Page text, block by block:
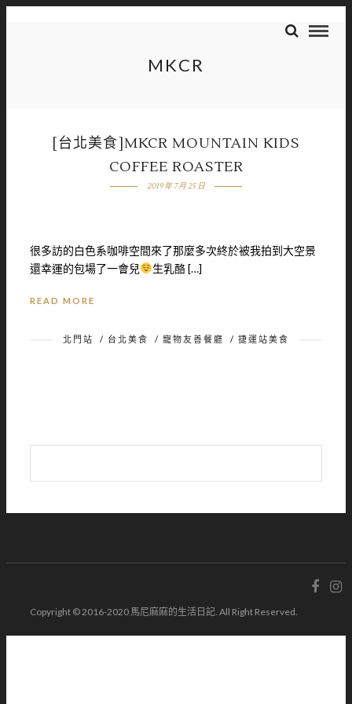
MKCR
[台北美食]MKCR MOUNTAIN KIDS
COFFEE ROASTER
2019 年 7 月 25 日
很多訪的白色系咖啡空間來了那麼多次終於被我拍到大空景
還幸運的包場了一會兒
生乳酪 […]
READ MORE
北門站 / 台北美食 / 寵物友善餐廳 / 捷運站美食
Copyright © 2016-2020 馬尼麻麻的生活日記. All Right Reserved.